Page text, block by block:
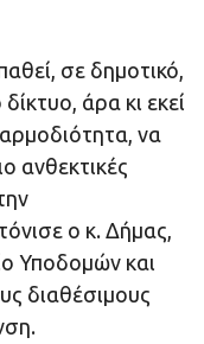
σε δημοτικό,
άρα κι εκεί
αρμοδιότητα, να
ανθεκτικές
ο κ. Δήμας,
Υποδομών και
διαθέσιμους